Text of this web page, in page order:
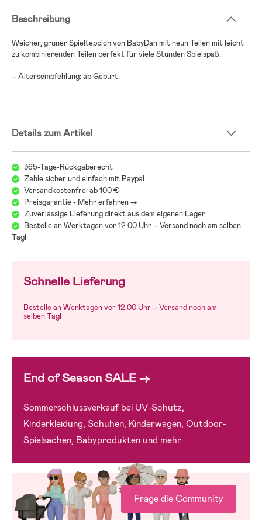
Beschreibung
Weicher, grüner Spielteppich von BabyDan mit neun Teilen mit leicht
zu kombinierenden Teilen perfekt für viele Stunden Spielspaß.
– Altersempfehlung: ab Geburt.
Details zum Artikel
365-Tage-Rückgaberecht
Zahle sicher und einfach mit Paypal
Versandkostenfrei ab 100 €
Preisgarantie - Mehr erfahren ->
Zuverlässige Lieferung direkt aus dem eigenen Lager
Bestelle an Werktagen vor 12:00 Uhr – Versand noch am selben
Tag!
Schnelle Lieferung
Bestelle an Werktagen vor 12:00 Uhr – Versand noch am
selben Tag!
End of Season SALE →
Sommerschlussverkauf bei UV-Schutz,
Kinderkleidung, Schuhen, Kinderwagen, Outdoor-
Spielsachen, Babyprodukten und mehr
Frage die Community